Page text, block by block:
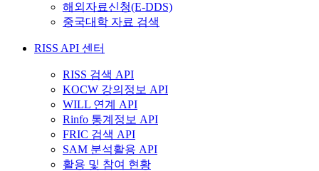
해외자료신청(E-DDS)
중국대학 자료 검색
RISS API 센터
RISS 검색 API
KOCW 강의정보 API
WILL 연계 API
Rinfo 통계정보 API
FRIC 검색 API
SAM 분석활용 API
활용 및 참여 현황